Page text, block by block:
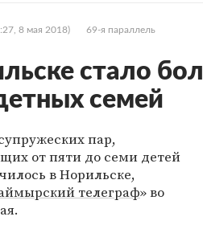
8 мая 2018) 69-я параллель
стало
семей
пар,
от пяти до семи детей
в Норильске,
телеграф» во